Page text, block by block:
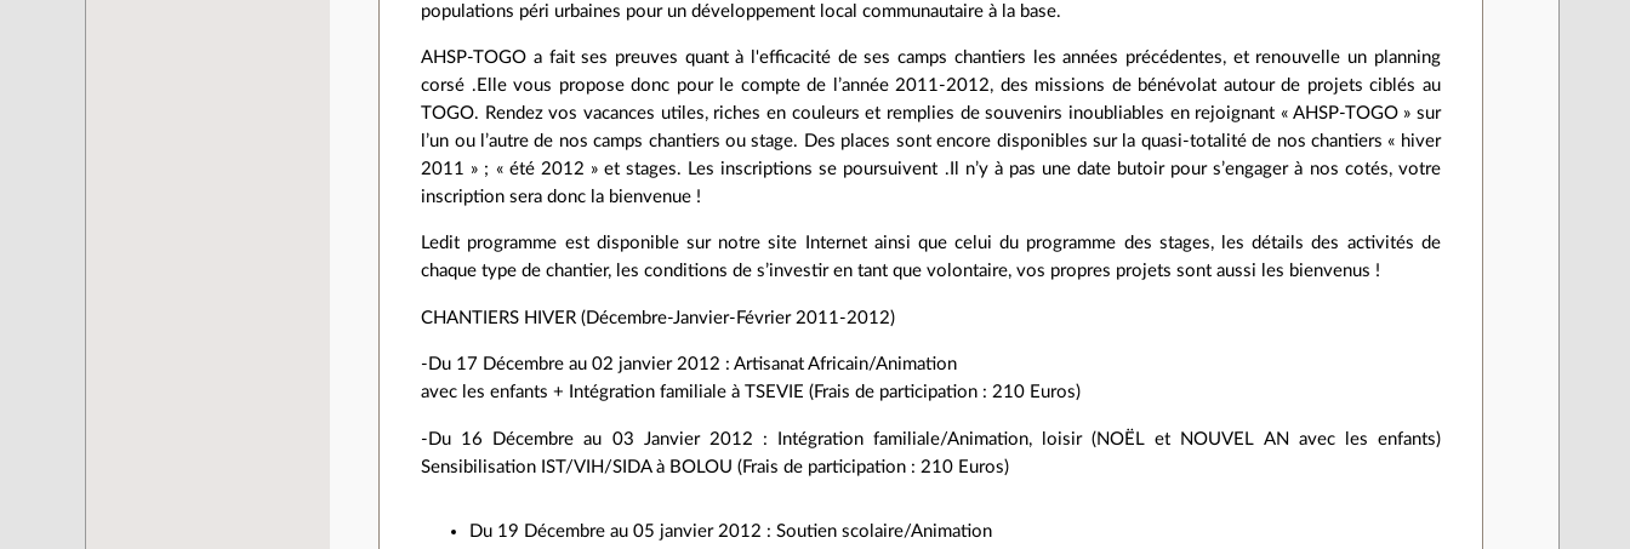
populations péri urbaines pour un développement local communautaire à la base.
AHSP-TOGO a fait ses preuves quant à l'efficacité de ses camps chantiers les années précédentes, et renouvelle un planning
corsé .Elle vous propose donc pour le compte de l’année 2011-2012, des missions de bénévolat autour de projets ciblés au
TOGO. Rendez vos vacances utiles, riches en couleurs et remplies de souvenirs inoubliables en rejoignant « AHSP-TOGO » sur
l’un ou l’autre de nos camps chantiers ou stage. Des places sont encore disponibles sur la quasi-totalité de nos chantiers « hiver
2011 » ; « été 2012 » et stages. Les inscriptions se poursuivent .Il n’y à pas une date butoir pour s’engager à nos cotés, votre
inscription sera donc la bienvenue !
Ledit programme est disponible sur notre site Internet ainsi que celui du programme des stages, les détails des activités de
chaque type de chantier, les conditions de s’investir en tant que volontaire, vos propres projets sont aussi les bienvenus !
CHANTIERS HIVER (Décembre-Janvier-Février 2011-2012)
-Du 17 Décembre au 02 janvier 2012 : Artisanat Africain/Animation
avec les enfants + Intégration familiale à TSEVIE (Frais de participation : 210 Euros)
-Du 16 Décembre au 03 Janvier 2012 : Intégration familiale/Animation, loisir (NOËL et NOUVEL AN avec les enfants)
Sensibilisation IST/VIH/SIDA à BOLOU (Frais de participation : 210 Euros)
Du 19 Décembre au 05 janvier 2012 : Soutien scolaire/Animation